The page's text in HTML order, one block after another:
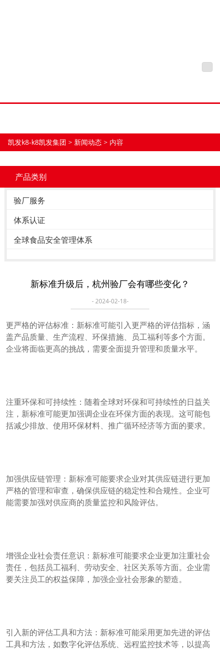
凯发k8-k8凯发集团 > 新闻动态 > 内容
产品类别
验厂服务
体系认证
全球食品安全管理体系
新标准升级后，杭州验厂会有哪些变化？
- 2024-02-18-
更严格的评估标准：新标准可能引入更严格的评估指标，涵
盖产品质量、生产流程、环保措施、员工福利等多个方面。
企业将面临更高的挑战，需要全面提升管理和质量水平。
注重环保和可持续性：随着全球对环保和可持续性的日益关
注，新标准可能更加强调企业在环保方面的表现。这可能包
括减少排放、使用环保材料、推广循环经济等方面的要求。
加强供应链管理：新标准可能要求企业对其供应链进行更加
严格的管理和审查，确保供应链的稳定性和合规性。企业可
能需要加强对供应商的质量监控和风险评估。
增强企业社会责任意识：新标准可能要求企业更加注重社会
责任，包括员工福利、劳动安全、社区关系等方面。企业需
要关注员工的权益保障，加强企业社会形象的塑造。
引入新的评估工具和方法：新标准可能采用更加先进的评估
工具和方法，如数字化评估系统、远程监控技术等，以提高